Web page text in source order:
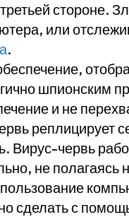
стороне.
или
.
шпионским
и не
реплицирует
Вирус-червь
не
сделать с